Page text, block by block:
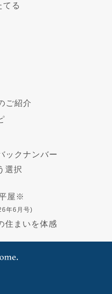
てる
ご紹介
ックナンバー
選択
屋※
6月号)
住まいを体感